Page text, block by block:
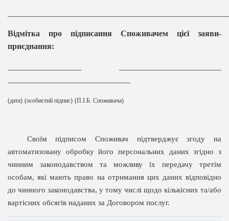
Відмітка про підписання Споживачем цієї заяви-
приєднання:
(дата) (особистий підпис) (П.І.Б. Споживача)
Своїм підписом Споживач підтверджує згоду на
автоматизовану обробку його персональних даних згідно з
чинним законодавством та можливу їх передачу третім
особам, які мають право на отримання цих даних відповідно
до чинного законодавства, у тому числі щодо кількісних та/або
вартісних обсягів наданих за Договором послуг.